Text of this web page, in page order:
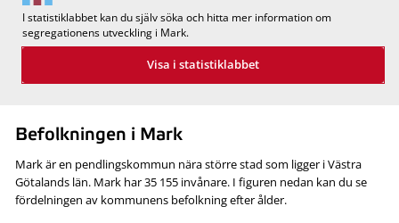
I statistiklabbet kan du själv söka och hitta mer information om
segregationens utveckling i Mark.
Visa i statistiklabbet
Befolkningen i Mark
Mark är en pendlingskommun nära större stad som ligger i Västra
Götalands län. Mark har 35 155 invånare. I figuren nedan kan du se
fördelningen av kommunens befolkning efter ålder.